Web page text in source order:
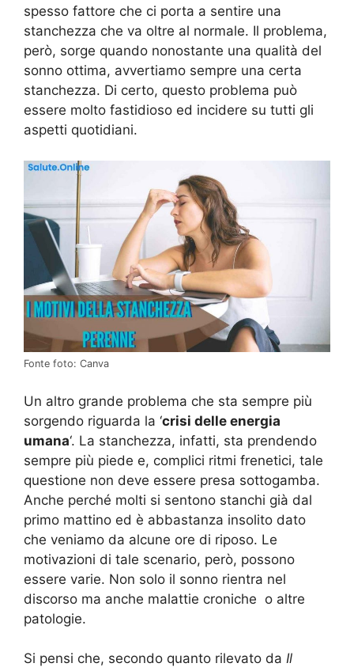
spesso fattore che ci porta a sentire una
stanchezza che va oltre al normale. Il problema,
però, sorge quando nonostante una qualità del
sonno ottima, avvertiamo sempre una certa
stanchezza. Di certo, questo problema può
essere molto fastidioso ed incidere su tutti gli
aspetti quotidiani.
Fonte foto: Canva
Un altro grande problema che sta sempre più
sorgendo riguarda la ‘crisi delle energia
umana‘. La stanchezza, infatti, sta prendendo
sempre più piede e, complici ritmi frenetici, tale
questione non deve essere presa sottogamba.
Anche perché molti si sentono stanchi già dal
primo mattino ed è abbastanza insolito dato
che veniamo da alcune ore di riposo. Le
motivazioni di tale scenario, però, possono
essere varie. Non solo il sonno rientra nel
discorso ma anche malattie croniche o altre
patologie.
Si pensi che, secondo quanto rilevato da Il